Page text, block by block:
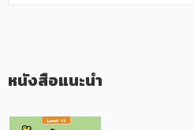
เทคโนโลยี การสื่อสาร วิทยาศาสตร์
หนังสือแนะนำ